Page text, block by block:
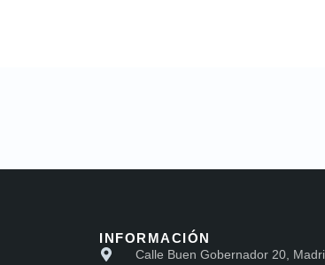
INFORMACIÓN
Calle Buen Gobernador 20,